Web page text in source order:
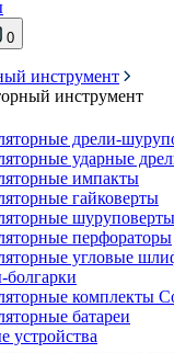
0
инструмент
инструмент
дрели-
ударные
импакты
гайковерты
шуруповерты
перфораторы
угловые
комплекты
батареи
устройства